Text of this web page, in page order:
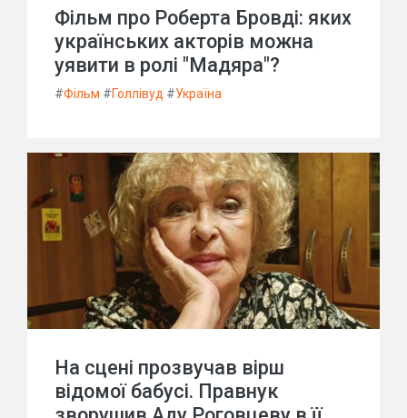
Фільм про Роберта Бровді: яких
українських акторів можна
уявити в ролі "Мадяра"?
#Фільм #Голлівуд #Україна
На сцені прозвучав вірш
відомої бабусі. Правнук